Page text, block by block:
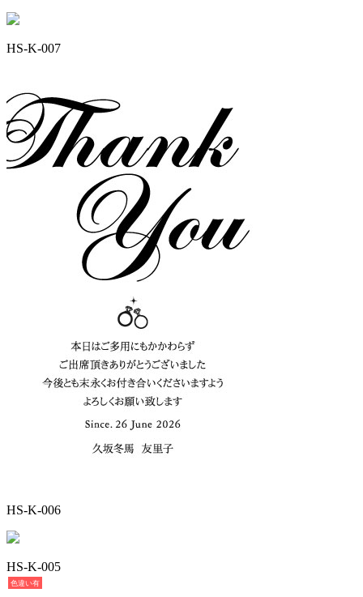
HS-K-007
HS-K-006
HS-K-005
色違い有